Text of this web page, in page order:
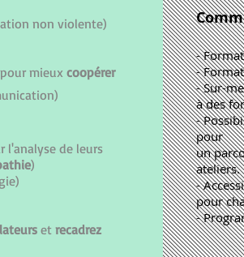
-
-
- Sur-
à des
-
pour
un
ateliers.
-
pour
-
non violente)
mieux coopérer
l'analyse de leurs
)
et recadrez